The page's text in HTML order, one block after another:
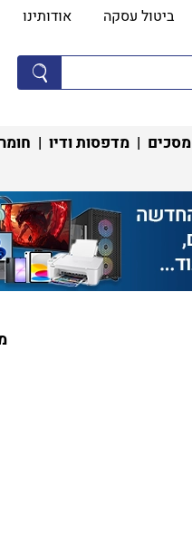
ביטול עסקה אודותינו
מסכים | מדפסות ודיו |